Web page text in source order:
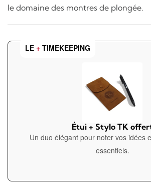
le domaine des montres de plongée.
LE + TIMEKEEPING
Étui + Stylo TK
Un duo élégant pour noter vos idées
essentiels.